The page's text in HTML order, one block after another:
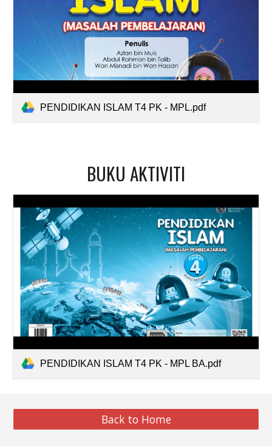
PENDIDIKAN ISLAM T4 PK - MPL.pdf
BUKU AKTIVITI
PENDIDIKAN ISLAM T4 PK - MPL BA.pdf
Back to Home